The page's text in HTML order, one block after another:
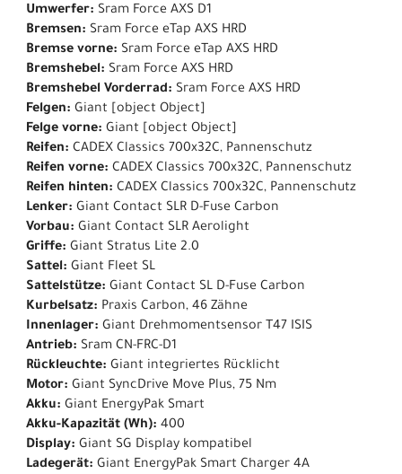
Umwerfer: Sram Force AXS D1
Bremsen: Sram Force eTap AXS HRD
Bremse vorne: Sram Force eTap AXS HRD
Bremshebel: Sram Force AXS HRD
Bremshebel Vorderrad: Sram Force AXS HRD
Felgen: Giant [object Object]
Felge vorne: Giant [object Object]
Reifen: CADEX Classics 700x32C, Pannenschutz
Reifen vorne: CADEX Classics 700x32C, Pannenschutz
Reifen hinten: CADEX Classics 700x32C, Pannenschutz
Lenker: Giant Contact SLR D-Fuse Carbon
Vorbau: Giant Contact SLR Aerolight
Griffe: Giant Stratus Lite 2.0
Sattel: Giant Fleet SL
Sattelstütze: Giant Contact SL D-Fuse Carbon
Kurbelsatz: Praxis Carbon, 46 Zähne
Innenlager: Giant Drehmomentsensor T47 ISIS
Antrieb: Sram CN-FRC-D1
Rückleuchte: Giant integriertes Rücklicht
Motor: Giant SyncDrive Move Plus, 75 Nm
Akku: Giant EnergyPak Smart
Akku-Kapazität (Wh): 400
Display: Giant SG Display kompatibel
Ladegerät: Giant EnergyPak Smart Charger 4A